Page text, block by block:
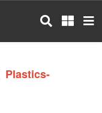
Plastics-